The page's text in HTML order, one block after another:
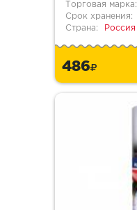
Торговая марка:
Срок хранения:
Страна:
Россия
486